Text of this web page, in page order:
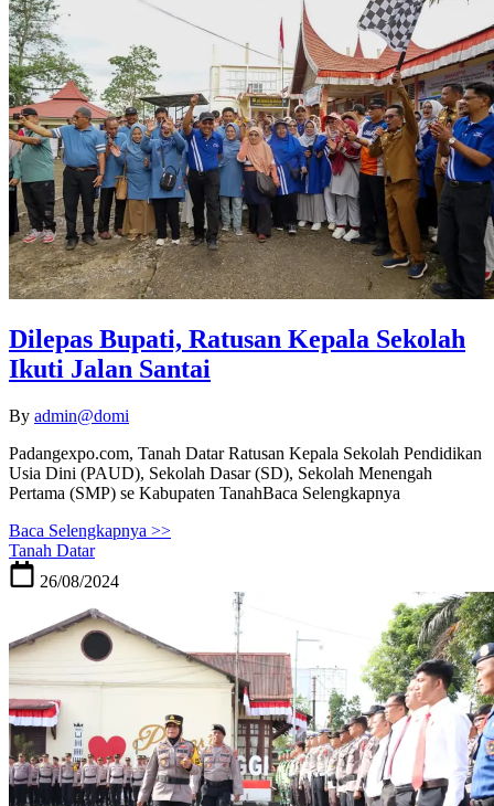
Dilepas Bupati, Ratusan Kepala Sekolah
Ikuti Jalan Santai
By admin@domi
Padangexpo.com, Tanah Datar Ratusan Kepala Sekolah Pendidikan
Usia Dini (PAUD), Sekolah Dasar (SD), Sekolah Menengah
Pertama (SMP) se Kabupaten TanahBaca Selengkapnya
Baca Selengkapnya >>
Tanah Datar
26/08/2024